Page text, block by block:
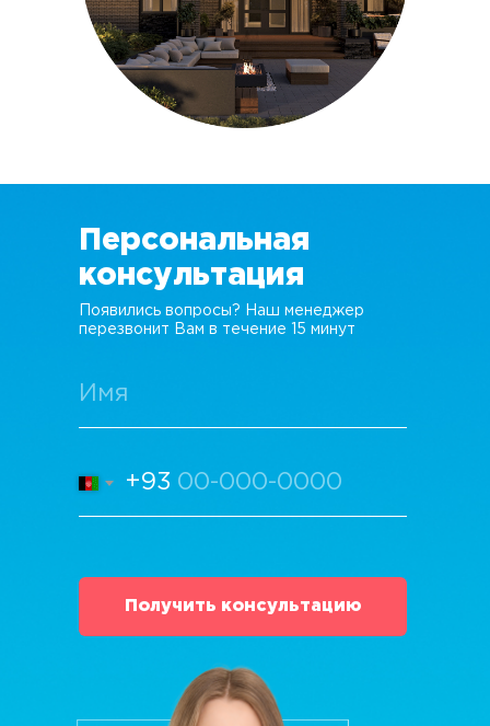
Персональная
консультация
Появились вопросы? Наш менеджер
перезвонит Вам в течение 15 минут
+93
Получить консультацию